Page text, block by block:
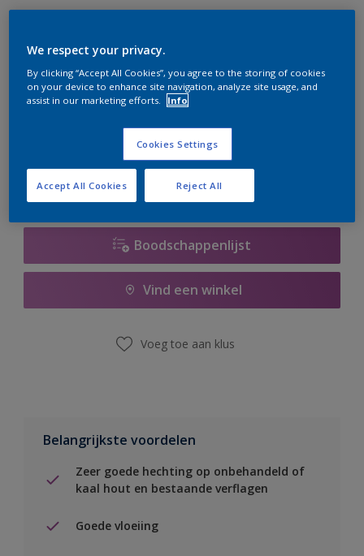
Op dit moment is het niet mogelijk dit product online
te bestellen. Houd de website in de gaten, we werken
er hard aan om de voorraad aan te vullen.
Boodschappenlijst
Vind een winkel
Voeg toe aan klus
Belangrijkste voordelen
Zeer goede hechting op onbehandeld of
kaal hout en bestaande verflagen
Goede vloeiing
We respect your privacy.
By clicking “Accept All Cookies”, you agree to the storing of cookies
on your device to enhance site navigation, analyze site usage, and
assist in our marketing efforts.
Info
Cookies Settings
Reject All
Accept All Cookies